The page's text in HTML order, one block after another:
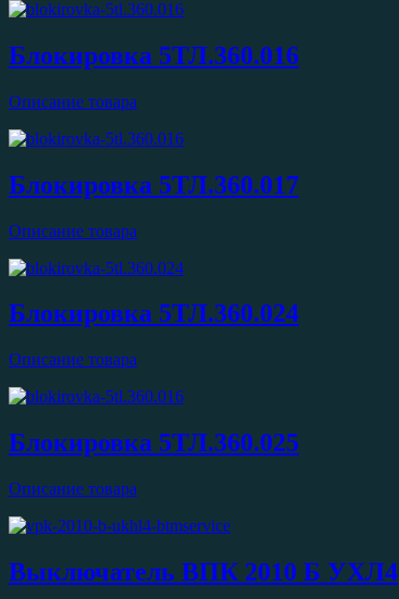
Блокировка 5ТЛ.360.016
Описание товара
Блокировка 5ТЛ.360.017
Описание товара
Блокировка 5ТЛ.360.024
Описание товара
Блокировка 5ТЛ.360.025
Описание товара
Выключатель ВПК 2010 Б УХЛ4